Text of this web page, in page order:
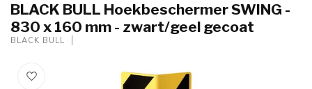
BLACK BULL Hoekbeschermer SWING -
830 x 160 mm - zwart/geel gecoat
BLACK BULL